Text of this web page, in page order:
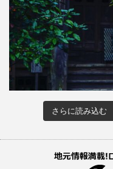
さらに読み込む